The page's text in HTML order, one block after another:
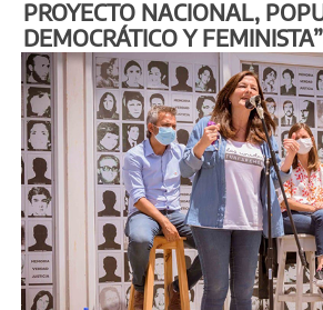
PROYECTO NACIONAL,
DEMOCRÁTICO Y FEMINISTA”